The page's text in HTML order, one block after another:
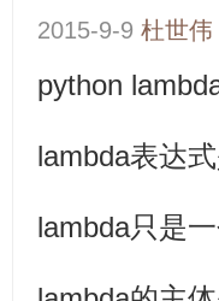
2015-9-9 杜世伟
python
lambda表达
lambda只是